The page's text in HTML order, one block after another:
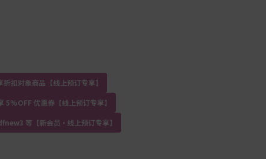
扣对象商品【线上预订专享】
5%OFF 优惠券【线上预订专享】
等【新会员・线上预订专享】